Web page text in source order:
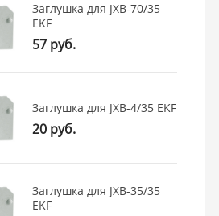
Заглушка для JXB-70/35
EKF
57 руб.
Заглушка для JXB-4/35 EKF
20 руб.
Заглушка для JXB-35/35
EKF